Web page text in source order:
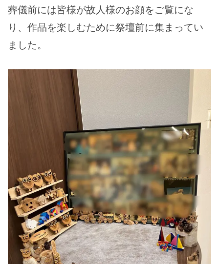
葬儀前には皆様が故人様のお顔をご覧にな
り、作品を楽しむために祭壇前に集まってい
ました。